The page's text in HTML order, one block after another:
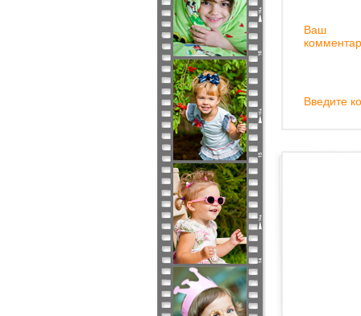
Ваш
Введите